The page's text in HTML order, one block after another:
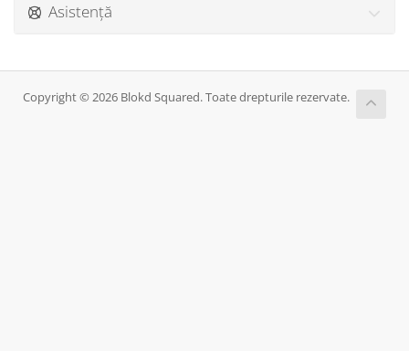
Asistență
Copyright © 2026 Blokd Squared. Toate drepturile rezervate.